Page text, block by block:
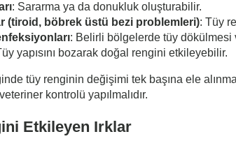
: Sararma ya da donukluk oluşturabilir.
(tiroid, böbrek üstü bezi problemleri): Tüy
: Belirli bölgelerde tüy dökülmesi
yapısını bozarak doğal rengini etkileyebilir.
tüy renginin değişimi tek başına ele
kontrolü yapılmalıdır.
Etkileyen Irklar